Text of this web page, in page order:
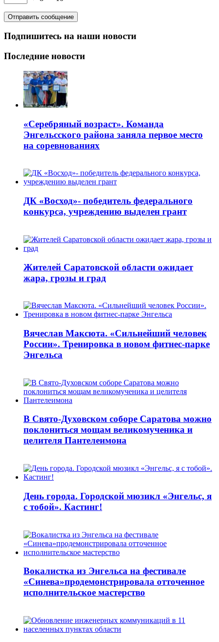
Подпишитесь на наши новости
Последние новости
«Серебряный возраст». Команда
Энгельсского района заняла первое место
на соревнованиях
ДК «Восход»- победитель федерального
конкурса, учреждению выделен грант
Жителей Саратовской области ожидает
жара, грозы и град
Вячеслав Максюта. «Сильнейший человек
России». Тренировка в новом фитнес-парке
Энгельса
В Свято-Духовском соборе Саратова можно
поклониться мощам великомученика и
целителя Пантелеимона
День города. Городской мюзикл «Энгельс, я
с тобой». Кастинг!
Вокалистка из Энгельса на фестивале
«Синева»продемонстрировала отточенное
исполнительское мастерство